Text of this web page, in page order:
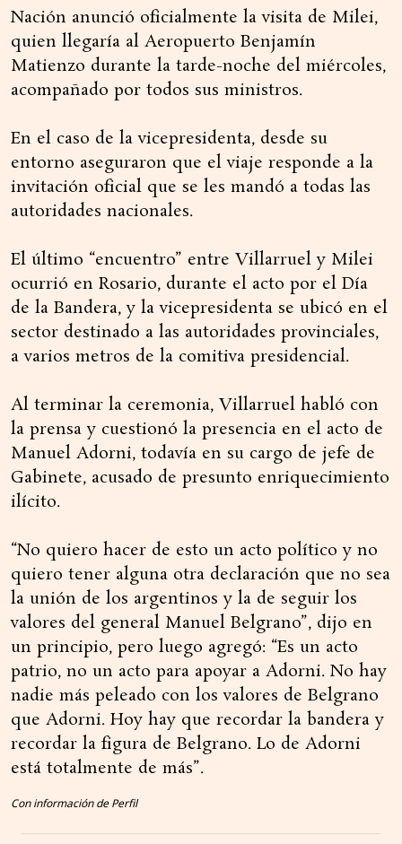
Nación anunció oficialmente la visita de Milei,
quien llegaría al Aeropuerto Benjamín
Matienzo durante la tarde-noche del miércoles,
acompañado por todos sus ministros.
En el caso de la vicepresidenta, desde su
entorno aseguraron que el viaje responde a la
invitación oficial que se les mandó a todas las
autoridades nacionales.
El último “encuentro” entre Villarruel y Milei
ocurrió en Rosario, durante el acto por el Día
de la Bandera, y la vicepresidenta se ubicó en el
sector destinado a las autoridades provinciales,
a varios metros de la comitiva presidencial.
Al terminar la ceremonia, Villarruel habló con
la prensa y cuestionó la presencia en el acto de
Manuel Adorni, todavía en su cargo de jefe de
Gabinete, acusado de presunto enriquecimiento
ilícito.
“No quiero hacer de esto un acto político y no
quiero tener alguna otra declaración que no sea
la unión de los argentinos y la de seguir los
valores del general Manuel Belgrano”, dijo en
un principio, pero luego agregó: “Es un acto
patrio, no un acto para apoyar a Adorni. No hay
nadie más peleado con los valores de Belgrano
que Adorni. Hoy hay que recordar la bandera y
recordar la figura de Belgrano. Lo de Adorni
está totalmente de más”.
Con información de Perfil